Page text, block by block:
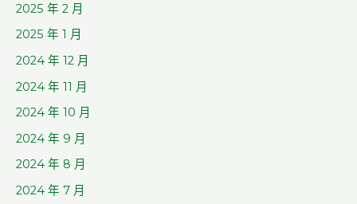
2025 年 2 月
2025 年 1 月
2024 年 12 月
2024 年 11 月
2024 年 10 月
2024 年 9 月
2024 年 8 月
2024 年 7 月